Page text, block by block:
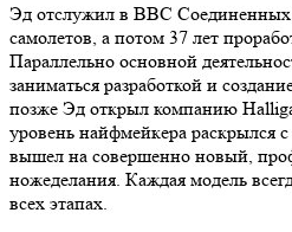
Эд отслужил в ВВС
самолетов, а потом 37 лет
Параллельно основной
заниматься разработкой и
позже Эд открыл компанию
уровень найфмейкера раскрылся
вышел на совершенно новый,
ножеделания. Каждая модель
всех этапах.